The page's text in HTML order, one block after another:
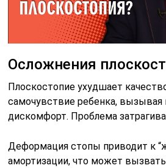
Осложнения
Плоскостопие ухудшает
самочувствие ребенка, вызывая
дискомфорт. Проблема
Деформация стопы приводит к
амортизации, что может